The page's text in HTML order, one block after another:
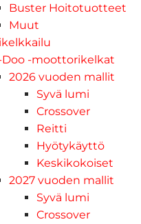
Buster Hoitotuotteet
Muut
Doo -moottorikelkat
2026 vuoden mallit
Syvä lumi
Crossover
Reitti
Hyötykäyttö
Keskikokoiset
2027 vuoden mallit
Syvä lumi
Crossover